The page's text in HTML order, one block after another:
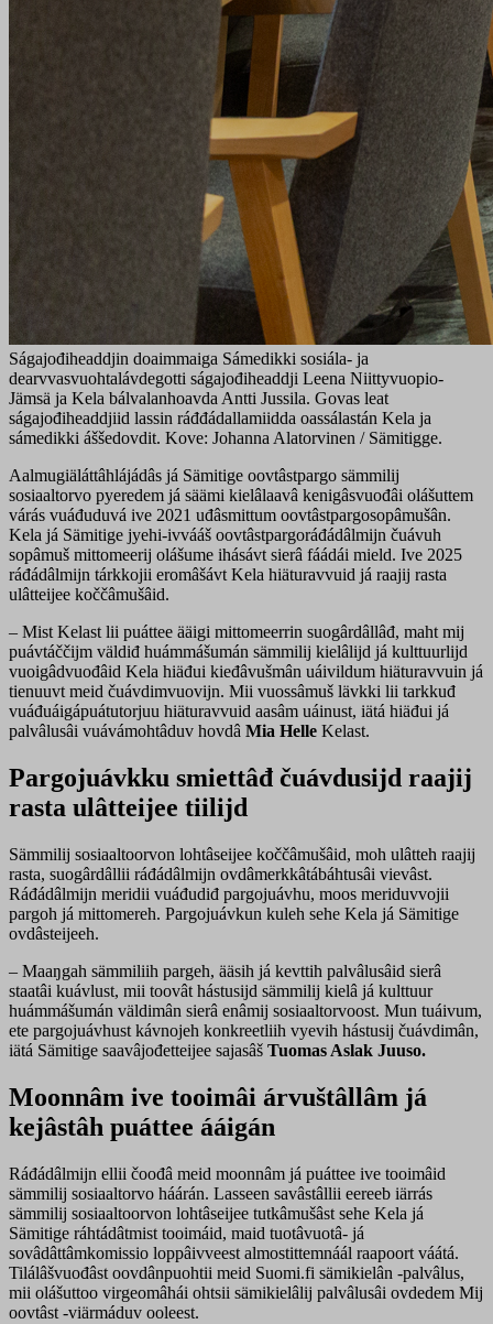
Ságajođiheaddjin doaimmaiga Sámedikki sosiála- ja
dearvvasvuohtalávdegotti ságajođiheaddji Leena Niittyvuopio-
Jämsä ja Kela bálvalanhoavda Antti Jussila. Govas leat
ságajođiheaddjiid lassin ráđđádallamiidda oassálastán Kela ja
sámedikki áššedovdit. Kove: Johanna Alatorvinen / Sämitigge.
Aalmugiäláttâhlájádâs já Sämitige oovtâstpargo sämmilij
sosiaaltorvo pyeredem já säämi kielâlaavâ kenigâsvuođâi olášuttem
várás vuáđuduvá ive 2021 uđâsmittum oovtâstpargosopâmušân.
Kela já Sämitige jyehi-ivvááš oovtâstpargoráđádâlmijn čuávuh
sopâmuš mittomeerij olášume ihásávt sierâ fáádái mield. Ive 2025
ráđádâlmijn tárkkojii eromâšávt Kela hiäturavvuid já raajij rasta
ulâtteijee koččâmušâid.
– Mist Kelast lii puáttee ääigi mittomeerrin suogârdâllâđ, maht mij
puávtáččijm väldiđ huámmášumán sämmilij kielâlijd já kulttuurlijd
vuoigâdvuođâid Kela hiäđui kieđâvušmân uáivildum hiäturavvuin já
tienuuvt meid čuávdimvuovijn. Mii vuossâmuš lävkki lii tarkkuđ
vuáđuáigápuátutorjuu hiäturavvuid aasâm uáinust, iätá hiäđui já
palvâlusâi vuávámohtâduv hovdâ Mia Helle Kelast.
Pargojuávkku smiettâđ čuávdusijd raajij
rasta ulâtteijee tiilijd
Sämmilij sosiaaltoorvon lohtâseijee koččâmušâid, moh ulâtteh raajij
rasta, suogârdâllii ráđádâlmijn ovdâmerkkâtábáhtusâi vievâst.
Ráđádâlmijn meridii vuáđudiđ pargojuávhu, moos meriduvvojii
pargoh já mittomereh. Pargojuávkun kuleh sehe Kela já Sämitige
ovdâsteijeeh.
– Maaŋgah sämmiliih pargeh, ääsih já kevttih palvâlusâid sierâ
staatâi kuávlust, mii toovât hástusijd sämmilij kielâ já kulttuur
huámmášumán väldimân sierâ enâmij sosiaaltorvoost. Mun tuáivum,
ete pargojuávhust kávnojeh konkreetliih vyevih hástusij čuávdimân,
iätá Sämitige saavâjođetteijee sajasâš Tuomas Aslak Juuso.
Moonnâm ive tooimâi árvuštâllâm já
kejâstâh puáttee ááigán
Ráđádâlmijn ellii čoođâ meid moonnâm já puáttee ive tooimâid
sämmilij sosiaaltorvo háárán. Lasseen savâstâllii eereeb iärrás
sämmilij sosiaaltoorvon lohtâseijee tutkâmušâst sehe Kela já
Sämitige ráhtádâtmist tooimáid, maid tuotâvuotâ- já
sovâdâttâmkomissio loppâivveest almostittemnáál raapoort váátá.
Tilálâšvuođâst oovdânpuohtii meid Suomi.fi sämikielân -palvâlus,
mii olášuttoo virgeomâhái ohtsii sämikielâlij palvâlusâi ovdedem Mij
oovtâst -viärmáduv ooleest.